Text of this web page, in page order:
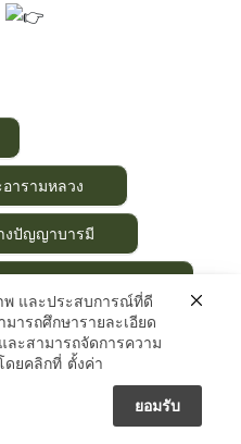
ารามหลวง
งปัญญาบารมี
กสาวิกา : วัน
พ และประสบการณ์ที่ดี
ารถศึกษารายละเอียด
และสามารถจัดการความ
ดยคลิกที่ ตั้งค่า
ยอมรับ